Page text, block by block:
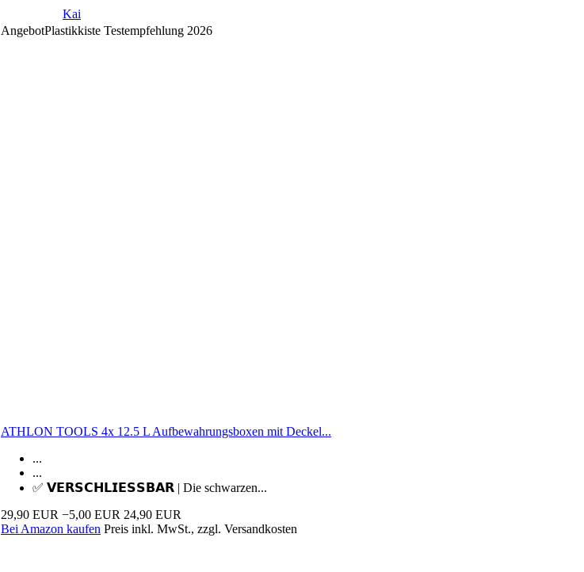
Kai
AngebotPlastikkiste Testempfehlung 2026
ATHLON TOOLS 4x 12.5 L Aufbewahrungsboxen mit Deckel...
...
...
✅ 𝗩𝗘𝗥𝗦𝗖𝗛𝗟𝗜𝗘𝗦𝗦𝗕𝗔𝗥 | Die schwarzen...
29,90 EUR −5,00 EUR 24,90 EUR
Bei Amazon kaufen Preis inkl. MwSt., zzgl. Versandkosten